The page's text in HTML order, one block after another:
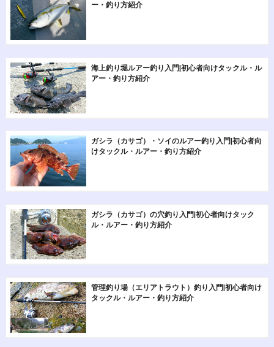
ー・釣り方紹介
海上釣り堀ルアー釣り入門|初心者向けタックル・ル
アー・釣り方紹介
ガシラ（カサゴ）・ソイのルアー釣り入門|初心者向
けタックル・ルアー・釣り方紹介
ガシラ（カサゴ）の穴釣り入門|初心者向けタック
ル・ルアー・釣り方紹介
管理釣り場（エリアトラウト）釣り入門|初心者向け
タックル・ルアー・釣り方紹介